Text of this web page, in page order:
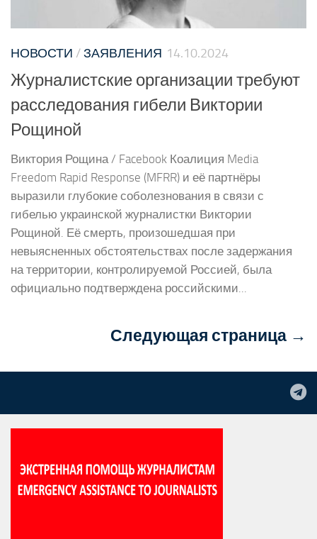
НОВОСТИ / ЗАЯВЛЕНИЯ 14.10.2024
Журналистские организации требуют
расследования гибели Виктории
Рощиной
Виктория Рощина / Facebook Коалиция Media
Freedom Rapid Response (MFRR) и её партнёры
выразили глубокие соболезнования в связи с
гибелью украинской журналистки Виктории
Рощиной. Её смерть, произошедшая при
невыясненных обстоятельствах после задержания
на территории, контролируемой Россией, была
официально подтверждена российскими...
Следующая страница →